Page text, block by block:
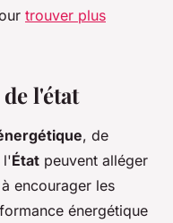
trouver plus
l'état
, de
l'État peuvent alléger
encourager les
énergétique